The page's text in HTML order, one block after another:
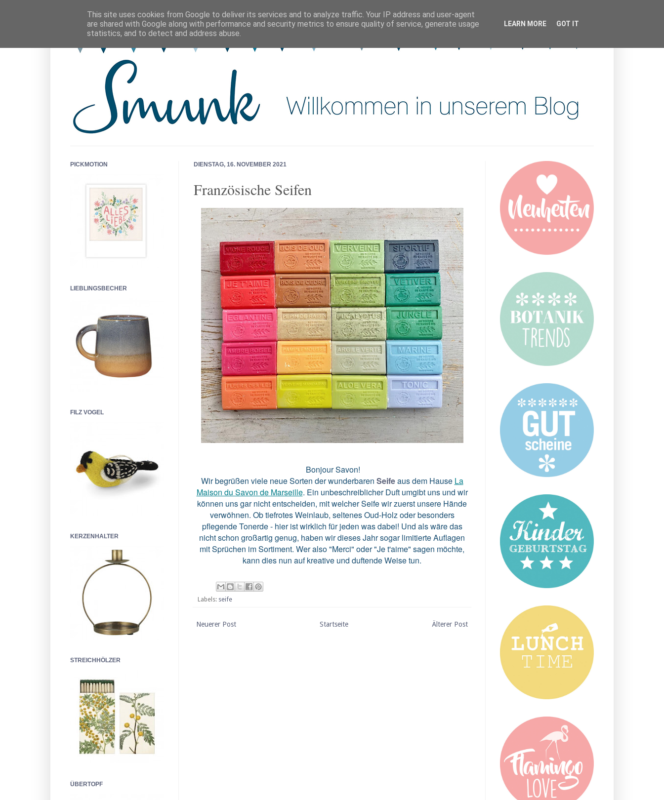
DIENSTAG, 16. NOVEMBER 2021
Französische Seifen
Bonjour Savon!
Wir begrüßen viele neue Sorten der wunderbaren Seifeaus dem Hause La
Maison du Savon de Marseille. Ein unbeschreiblicher Duft umgibt uns und wir
können uns gar nicht entscheiden, mit welcher Seife wir zuerst unsere Hände
verwöhnen. Ob tiefrotes Weinlaub, seltenes Oud-Holz oder besonders
pflegende Tonerde - hier ist wirklich für jeden was dabei! Und als wäre das
nicht schon großartig genug, haben wir dieses Jahr sogar limitierte Auflagen
mit Sprüchen im Sortiment. Wer also "Merci" oder "Je t'aime" sagen möchte,
kann dies nun auf kreative und duftende Weise tun.
Labels: seife
Neuerer Post Älterer Post
Startseite
PICKMOTION
LIEBLINGSBECHER
FILZ VOGEL
KERZENHALTER
STREICHHÖLZER
ÜBERTOPF
This site uses cookies from Google to deliver its services and to analyze traffic. Your IP address and user-agent
are shared with Google along with performance and security metrics to ensure quality of service, generate usage
statistics, and to detect and address abuse.
LEARN MORE GOT IT